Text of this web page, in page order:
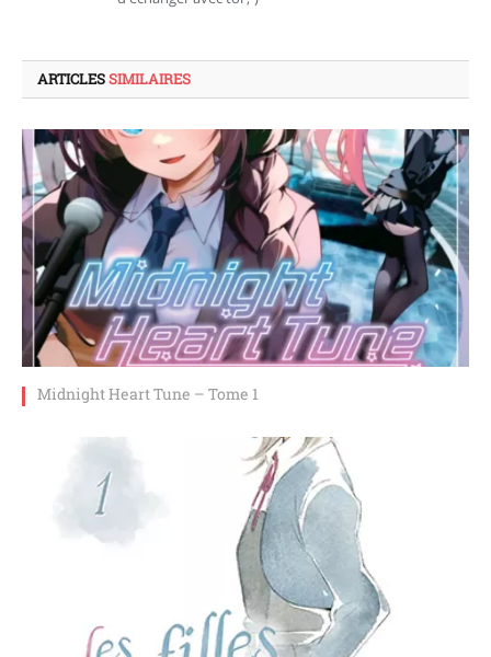
ARTICLESSIMILAIRES
Midnight Heart Tune – Tome 1